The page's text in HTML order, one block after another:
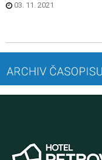
03. 11. 2021